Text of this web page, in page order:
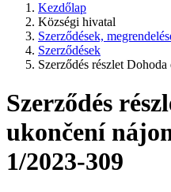
Kezdőlap
Községi hivatal
Szerződések,
Szerződések
Szerződés részlet
Szerződés
ukončení
1/2023-309